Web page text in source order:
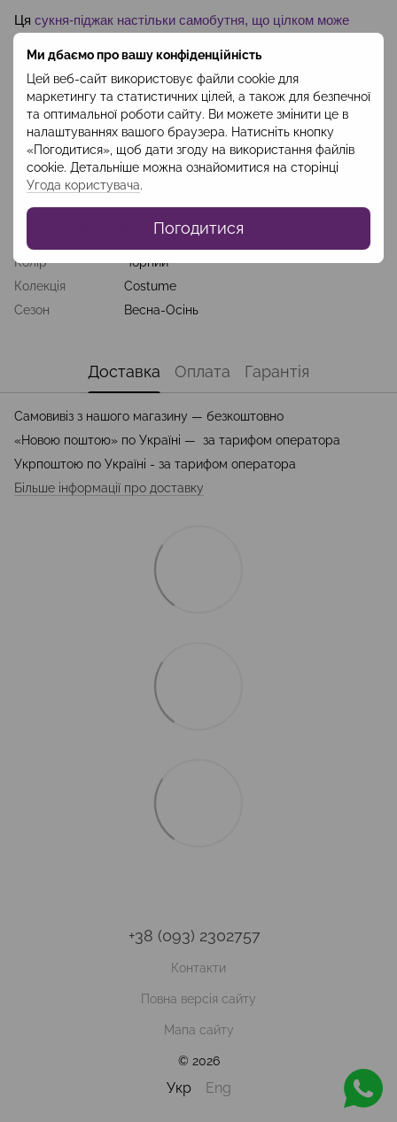
Ми дбаємо про вашу конфіденційність
Цей веб-сайт використовує файли cookie для
маркетингу та статистичних цілей, а також для безпечної
та оптимальної роботи сайту. Ви можете змінити це в
налаштуваннях вашого браузера. Натисніть кнопку
«Погодитися», щоб дати згоду на використання файлів
cookie. Детальніше можна ознайомитися на сторінці
Угода користувача.
Погодитися
Ця сукня-піджак настільки самобутня, що цілком може
замінити діловий костюм. Строгості і солідності загальному
вигляду додає чорний колір. Трикотаж джерсі забезпечує
відчуття максимального комфорту під час носіння.
Стриманість і загальний стиль дозволяють
використовувати цю сукню як альтернативу костюму для
роботи, що вимагає ділового дрес-коду, або у
повсякденному житті: прогулянок та відпочинку. Сукня
також може використовуватися як весняно-літній верхній
одяг на легку сукню, брюки з блузою тощо.
Код: СSUO2101
Колір
Чорний
Колекція
Costume
Сезон
Весна-Осінь
Доставка Оплата Гарантія
Самовивіз з нашого магазину — безкоштовно
«Новою поштою» по Україні — за тарифом оператора
Укрпоштою по Україні - за тарифом оператора
Більше інформації про доставку
+38 (093) 2302757
Контакти
Повна версія сайту
Мапа сайту
© 2026
Укр Eng